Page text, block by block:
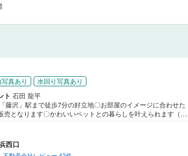
真あり
水回り写真あり
ト 石田 龍平
藤沢」駅まで徒歩7分の好立地〇お部屋のイメージに合わせた
売となります〇かわいいペットとの暮らしを叶えられます（細
ボーナスライトがもらえる「Yahoo！ 不動産 物件ご成約キ
対象になります。「資料をもらう」「見学予約をする」ボタン
せください。※必ずYahoo！ JAPAN IDでログインしてくださ
西口